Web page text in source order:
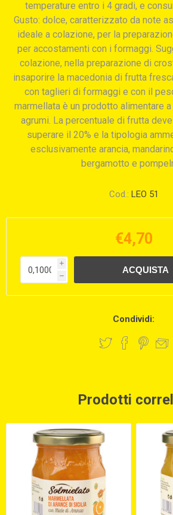
temperature entro i 4 gradi, e
Gusto: dolce, caratterizzato da note
ideale a colazione, per la
per accostamenti con i formaggi.
colazione, nella preparazione di
insaporire la macedonia di frutta
con taglieri di formaggi e con il
marmellata è un prodotto alimentare
agrumi. La percentuale di frutta
superare il 20% e la tipologia
esclusivamente arancia,
bergamotto e
Cod.: LEO 51
€4,70
i
h
Condividi:
Prodotti